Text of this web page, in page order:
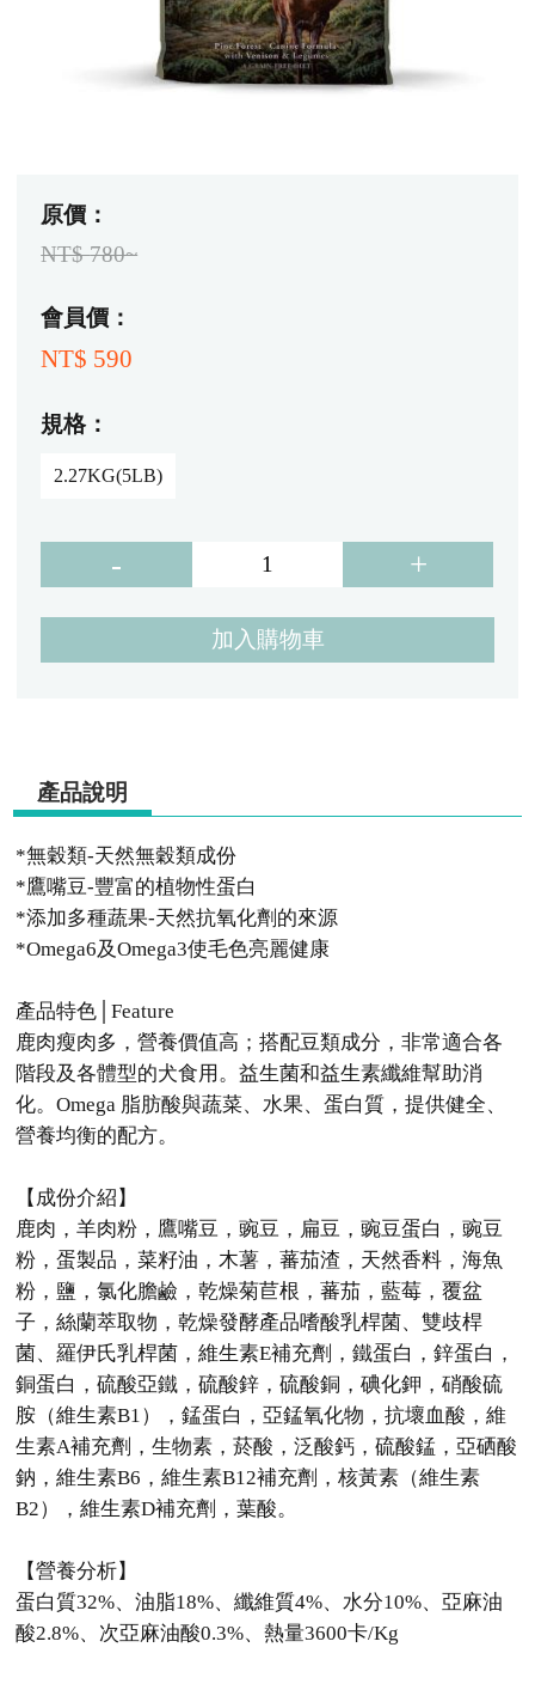
原價：
NT$780~
會員價：
NT$ 590
規格：
2.27KG(5LB)
加入購物車
產品說明
*無穀類-天然無穀類成份
*鷹嘴豆-豐富的植物性蛋白
*添加多種蔬果-天然抗氧化劑的來源
*Omega6及Omega3使毛色亮麗健康
產品特色│Feature
鹿肉瘦肉多，營養價值高；搭配豆類成分，非常適合各
階段及各體型的犬食用。益生菌和益生素纖維幫助消
化。Omega 脂肪酸與蔬菜、水果、蛋白質，提供健全、
營養均衡的配方。
【成份介紹】
鹿肉，羊肉粉，鷹嘴豆，豌豆，扁豆，豌豆蛋白，豌豆
粉，蛋製品，菜籽油，木薯，蕃茄渣，天然香料，海魚
粉，鹽，氯化膽鹼，乾燥菊苣根，蕃茄，藍莓，覆盆
子，絲蘭萃取物，乾燥發酵產品嗜酸乳桿菌、雙歧桿
菌、羅伊氏乳桿菌，維生素E補充劑，鐵蛋白，鋅蛋白，
銅蛋白，硫酸亞鐵，硫酸鋅，硫酸銅，碘化鉀，硝酸硫
胺（維生素B1），錳蛋白，亞錳氧化物，抗壞血酸，維
生素A補充劑，生物素，菸酸，泛酸鈣，硫酸錳，亞硒酸
鈉，維生素B6，維生素B12補充劑，核黃素（維生素
B2），維生素D補充劑，葉酸。
【營養分析】
蛋白質32%、油脂18%、纖維質4%、水分10%、亞麻油
酸2.8%、次亞麻油酸0.3%、熱量3600卡/Kg